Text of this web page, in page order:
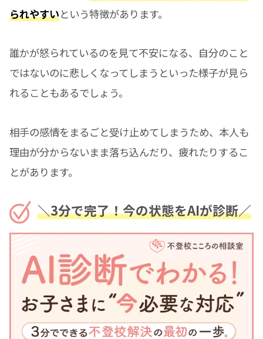
られやすいという特徴があります。
誰かが怒られているのを見て不安になる、自分のこと
ではないのに悲しくなってしまうといった様子が見ら
れることもあるでしょう。
相手の感情をまるごと受け止めてしまうため、本人も
理由が分からないまま落ち込んだり、疲れたりするこ
とがあります。
＼3分で完了！今の状態をAIが診断／